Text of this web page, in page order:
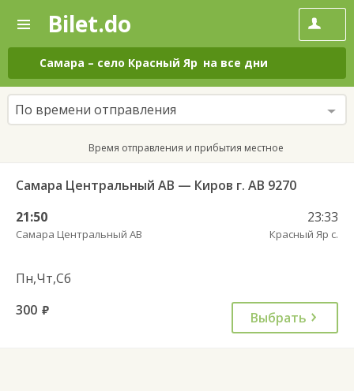
—
Поиск
и
покупка
билетов
на
автобус
онлайн
Bilet.do
Самара – село Красный Яр на все дни
По времени отправления
Время отправления и прибытия местное
Самара Центральный АВ — Киров г. АВ 9270
21:50
Самара Центральный АВ
23:33
Красный Яр с.
Пн,Чт,Сб
300 руб. Выбрать